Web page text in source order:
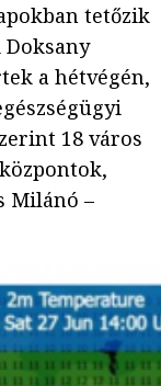
tetőzik
Doksany
a hétvégén,
18 város
Milánó –